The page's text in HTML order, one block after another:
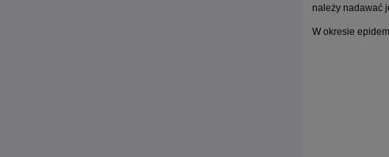
należy nadawać
W okresie